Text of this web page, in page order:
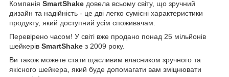
Компанія SmartShake довела всьому світу, що зручний
дизайн та надійність - це дві легко сумісні характеристики
продукту, який доступний усім споживачам.
Перевірено часом! У світі вже продано понад 25 мільйонів
шейкерів SmartShake з 2009 року.
Ви також можете стати щасливим власником зручного та
якісного шейкера, який буде допомагати вам зміцнювати